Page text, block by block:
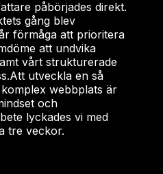
påbörjades direkt.
gång blev
förmåga att prioritera
att undvika
vårt strukturerade
Att utveckla en så
webbplats är
och
lyckades vi med
tre veckor.